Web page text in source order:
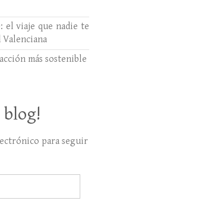
viaje que nadie te
más sostenible
blog!
para seguir